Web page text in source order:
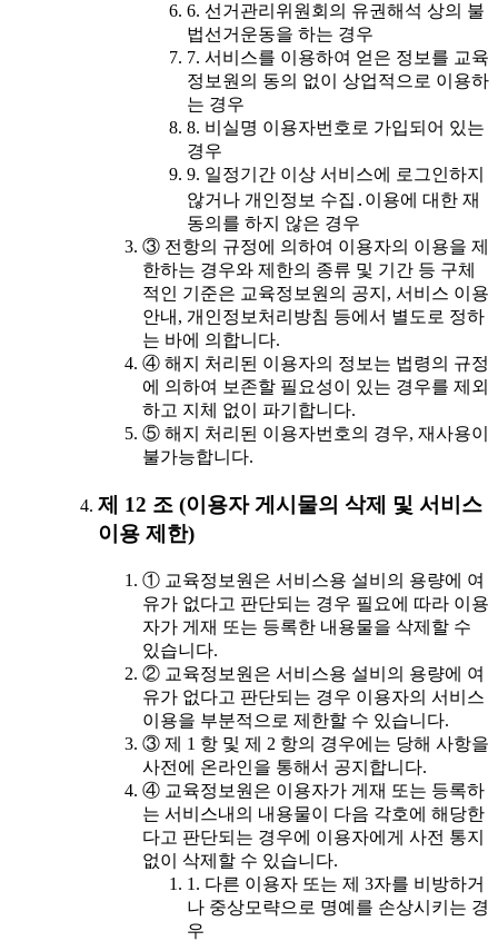
6. 선거관리위원회의 유권해석 상의 불
법선거운동을 하는 경우
7. 서비스를 이용하여 얻은 정보를 교육
정보원의 동의 없이 상업적으로 이용하
는 경우
8. 비실명 이용자번호로 가입되어 있는
경우
9. 일정기간 이상 서비스에 로그인하지
않거나 개인정보 수집․이용에 대한 재
동의를 하지 않은 경우
③ 전항의 규정에 의하여 이용자의 이용을 제
한하는 경우와 제한의 종류 및 기간 등 구체
적인 기준은 교육정보원의 공지, 서비스 이용
안내, 개인정보처리방침 등에서 별도로 정하
는 바에 의합니다.
④ 해지 처리된 이용자의 정보는 법령의 규정
에 의하여 보존할 필요성이 있는 경우를 제외
하고 지체 없이 파기합니다.
⑤ 해지 처리된 이용자번호의 경우, 재사용이
불가능합니다.
제 12 조 (이용자 게시물의 삭제 및 서비스
이용 제한)
① 교육정보원은 서비스용 설비의 용량에 여
유가 없다고 판단되는 경우 필요에 따라 이용
자가 게재 또는 등록한 내용물을 삭제할 수
있습니다.
② 교육정보원은 서비스용 설비의 용량에 여
유가 없다고 판단되는 경우 이용자의 서비스
이용을 부분적으로 제한할 수 있습니다.
③ 제 1 항 및 제 2 항의 경우에는 당해 사항을
사전에 온라인을 통해서 공지합니다.
④ 교육정보원은 이용자가 게재 또는 등록하
는 서비스내의 내용물이 다음 각호에 해당한
다고 판단되는 경우에 이용자에게 사전 통지
없이 삭제할 수 있습니다.
1. 다른 이용자 또는 제 3자를 비방하거
나 중상모략으로 명예를 손상시키는 경
우